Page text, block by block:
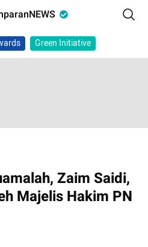
Green Initiative
Zaim Saidi,
Majelis Hakim PN